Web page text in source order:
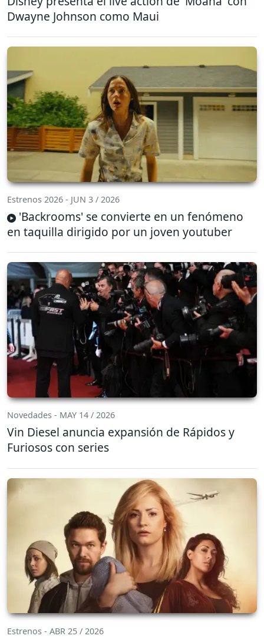
Dwayne Johnson como Maui
Estrenos 2026 - JUN 3 / 2026
'Backrooms' se convierte en un fenómeno
en taquilla dirigido por un joven youtuber
Novedades - MAY 14 / 2026
Vin Diesel anuncia expansión de Rápidos y
Furiosos con series
Estrenos - ABR 25 / 2026